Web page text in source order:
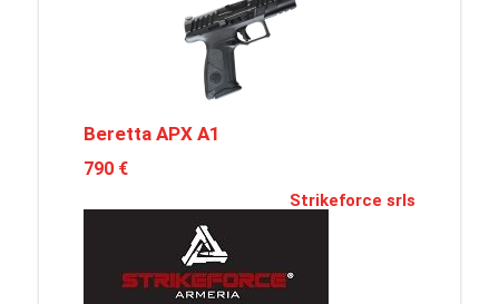
Beretta APX A1
790 €
Strikeforce srls